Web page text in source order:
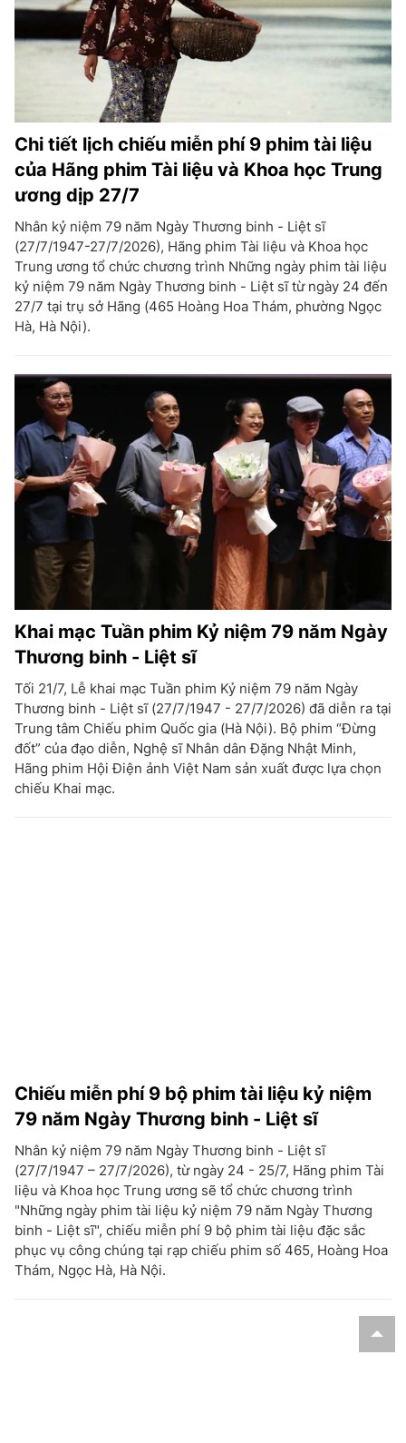
Chi tiết lịch chiếu miễn phí 9 phim tài liệu
của Hãng phim Tài liệu và Khoa học Trung
ương dịp 27/7
Nhân kỷ niệm 79 năm Ngày Thương binh - Liệt sĩ
(27/7/1947-27/7/2026), Hãng phim Tài liệu và Khoa học
Trung ương tổ chức chương trình Những ngày phim tài liệu
kỷ niệm 79 năm Ngày Thương binh - Liệt sĩ từ ngày 24 đến
27/7 tại trụ sở Hãng (465 Hoàng Hoa Thám, phường Ngọc
Hà, Hà Nội).
Khai mạc Tuần phim Kỷ niệm 79 năm Ngày
Thương binh - Liệt sĩ
Tối 21/7, Lễ khai mạc Tuần phim Kỷ niệm 79 năm Ngày
Thương binh - Liệt sĩ (27/7/1947 - 27/7/2026) đã diễn ra tại
Trung tâm Chiếu phim Quốc gia (Hà Nội). Bộ phim “Đừng
đốt” của đạo diễn, Nghệ sĩ Nhân dân Đặng Nhật Minh,
Hãng phim Hội Điện ảnh Việt Nam sản xuất được lựa chọn
chiếu Khai mạc.
Chiếu miễn phí 9 bộ phim tài liệu kỷ niệm
79 năm Ngày Thương binh - Liệt sĩ
Nhân kỷ niệm 79 năm Ngày Thương binh - Liệt sĩ
(27/7/1947 – 27/7/2026), từ ngày 24 - 25/7, Hãng phim Tài
liệu và Khoa học Trung ương sẽ tổ chức chương trình
"Những ngày phim tài liệu kỷ niệm 79 năm Ngày Thương
binh - Liệt sĩ", chiếu miễn phí 9 bộ phim tài liệu đặc sắc
phục vụ công chúng tại rạp chiếu phim số 465, Hoàng Hoa
Thám, Ngọc Hà, Hà Nội.